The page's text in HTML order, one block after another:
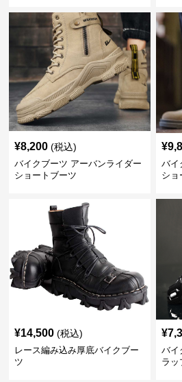
¥8,200 (税込)
バイクブーツ アーバンライダー
ショートブーツ
¥
バイ
ショ
¥14,500 (税込)
レース編み込み厚底バイクブー
ツ
¥
バイ
ラッ